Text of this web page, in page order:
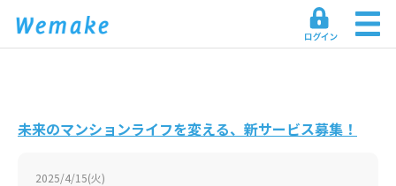
未来のマンションライフを変える、新サービス募集！
2025/4/15(火)